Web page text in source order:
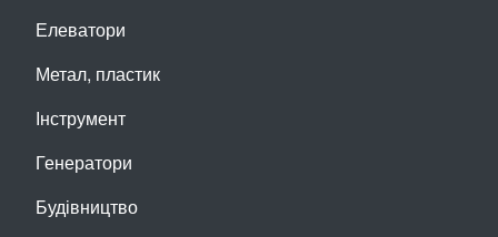
Елеватори
Метал, пластик
Інструмент
Генератори
Будівництво